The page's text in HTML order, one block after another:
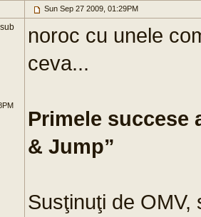
Sun Sep 27 2009, 01:29PM
noroc cu unele
ceva...
Primele succese
& Jump”
Susţinuţi de